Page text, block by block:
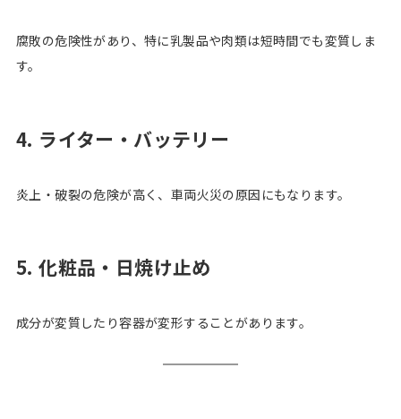
腐敗の危険性があり、特に乳製品や肉類は短時間でも変質しま
す。
4. ライター・バッテリー
炎上・破裂の危険が高く、車両火災の原因にもなります。
5. 化粧品・日焼け止め
成分が変質したり容器が変形することがあります。